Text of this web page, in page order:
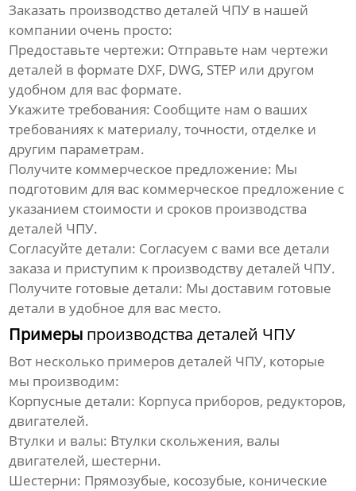
Заказать производство деталей ЧПУ в нашей
компании очень просто:
Предоставьте чертежи: Отправьте нам чертежи
деталей в формате DXF, DWG, STEP или другом
удобном для вас формате.
Укажите требования: Сообщите нам о ваших
требованиях к материалу, точности, отделке и
другим параметрам.
Получите коммерческое предложение: Мы
подготовим для вас коммерческое предложение с
указанием стоимости и сроков производства
деталей ЧПУ.
Согласуйте детали: Согласуем с вами все детали
заказа и приступим к производству деталей ЧПУ.
Получите готовые детали: Мы доставим готовые
детали в удобное для вас место.
Примеры производства деталей ЧПУ
Вот несколько примеровдеталей ЧПУ, которые
мы производим:
Корпусные детали: Корпуса приборов, редукторов,
двигателей.
Втулки и валы: Втулки скольжения, валы
двигателей, шестерни.
Шестерни: Прямозубые, косозубые, конические